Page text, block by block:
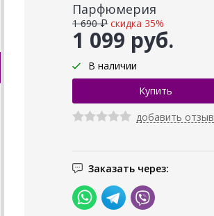
Парфюмерия
1 099 руб.
1 690 ₽ скидка 35%
В наличии
добавить отзыв
Заказать через: